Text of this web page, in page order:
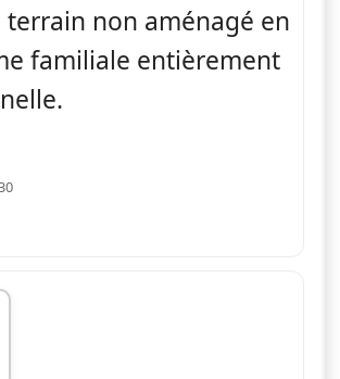
terrain non aménagé en
familiale entièrement